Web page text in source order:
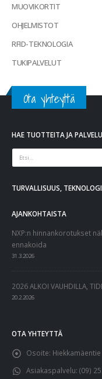
MUOVIKORTIT
OHJELMISTOT
RFID-TEKNOLOGIA
TUKIPALVELUT
Ota yhteyttä
HAE TUOTTEITA JA
TURVALLISUUS,
AJANKOHTAISTA
NXP:n hinnankorotukset
ennakoida
31.3.2026
2026 ALKOI VAUHDILLA,
20.2.2026
OTA YHTEYTTÄ
Osoite:
Asiakaspalvelu: (09)